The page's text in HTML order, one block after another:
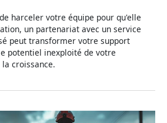
harceler votre équipe pour qu'elle
un partenariat avec un service
peut transformer votre support
potentiel inexploité de votre
croissance.